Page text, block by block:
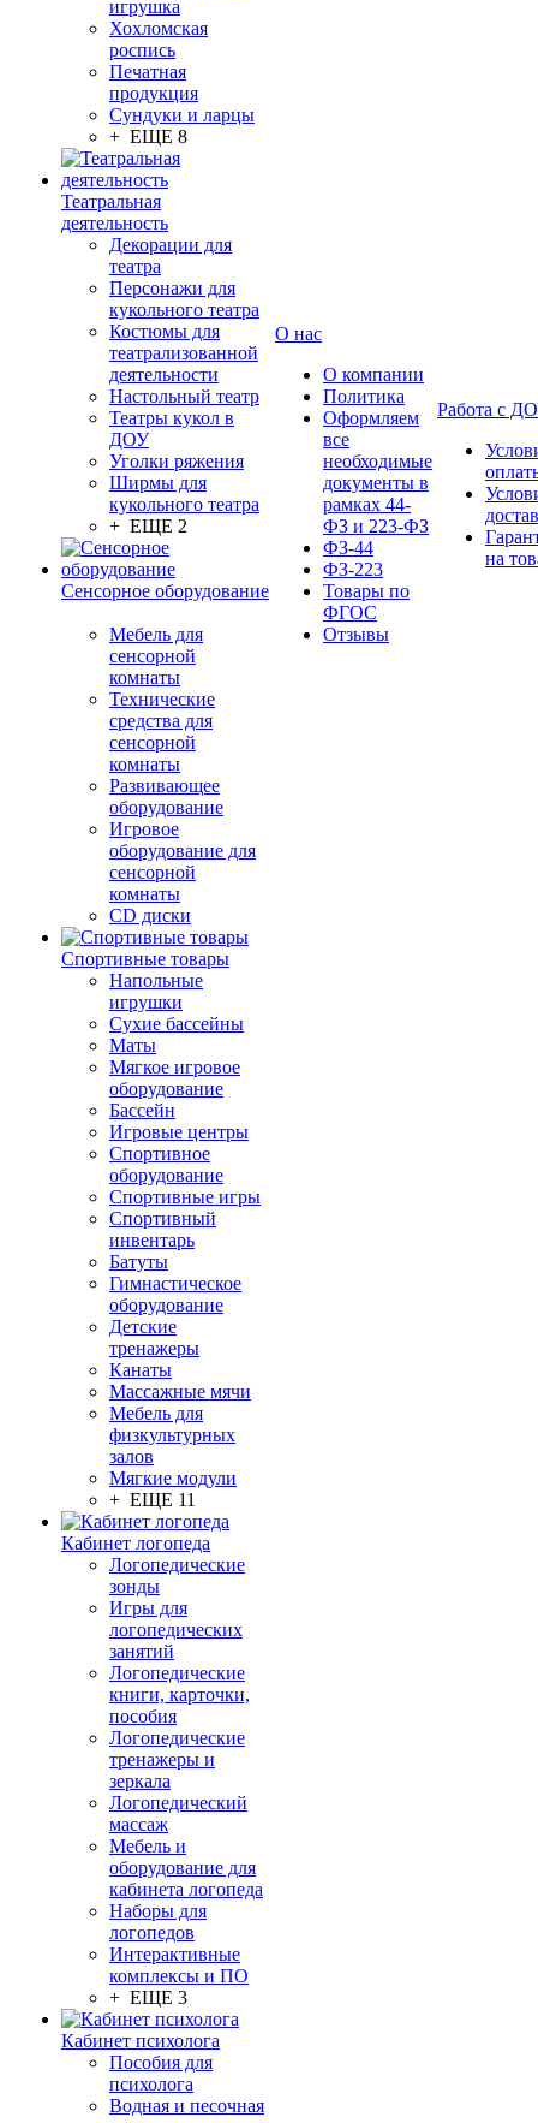
игрушка
Хохломская
роспись
Печатная
продукция
Сундуки и ларцы
+ ЕЩЕ 8
Театральная
деятельность
Декорации для
театра
Персонажи для
кукольного театра
Костюмы для
театрализованной
деятельности
Настольный театр
Театры кукол в
ДОУ
Уголки ряжения
Ширмы для
кукольного театра
+ ЕЩЕ 2
Сенсорное оборудование
Мебель для
сенсорной
комнаты
Технические
средства для
сенсорной
комнаты
Развивающее
оборудование
Игровое
оборудование для
сенсорной
комнаты
CD диски
Спортивные товары
Напольные
игрушки
Сухие бассейны
Маты
Мягкое игровое
оборудование
Бассейн
Игровые центры
Спортивное
оборудование
Спортивные игры
Спортивный
инвентарь
Батуты
Гимнастическое
оборудование
Детские
тренажеры
Канаты
Массажные мячи
Мебель для
физкультурных
залов
Мягкие модули
+ ЕЩЕ 11
Кабинет логопеда
Логопедические
зонды
Игры для
логопедических
занятий
Логопедические
книги, карточки,
пособия
Логопедические
тренажеры и
зеркала
Логопедический
массаж
Мебель и
оборудование для
кабинета логопеда
Наборы для
логопедов
Интерактивные
комплексы и ПО
+ ЕЩЕ 3
Кабинет психолога
Пособия для
психолога
Водная и песочная
О нас
О компании
Политика
Оформляем
все
необходимые
документы в
рамках 44-
ФЗ и 223-ФЗ
ФЗ-44
ФЗ-223
Товары по
ФГОС
Отзывы
Работа с
на